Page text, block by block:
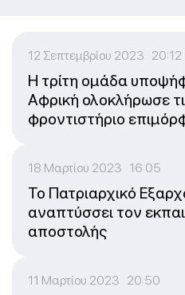
12 Σεπτεμβρίου 2023 20:12
Η τρίτη ομάδα
Αφρική ολοκλήρωσε
φροντιστήριο
18 Μαρτίου 2023 16:05
Το Πατριαρχικό
αναπτύσσει τον
αποστολής
11 Μαρτίου 2023 20:50